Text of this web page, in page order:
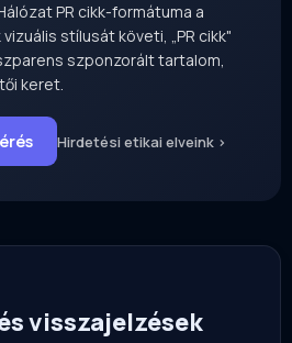
PR cikk-formátuma a
stílusát követi, „PR cikk"
szponzorált tartalom,
keret.
Hirdetési etikai elveink ›
visszajelzések